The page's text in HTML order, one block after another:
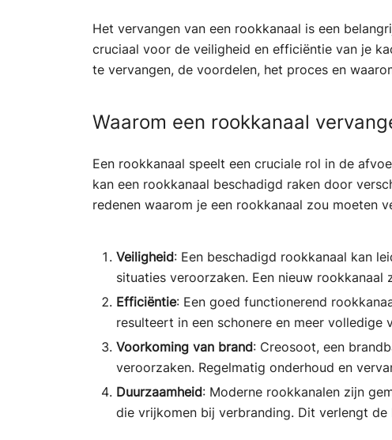
Het vervangen van een rookkanaal is een
cruciaal voor de veiligheid en efficiëntie van je
te vervangen, de voordelen, het proces en
Waarom een rookkanaal
Een rookkanaal speelt een cruciale rol in de
kan een rookkanaal beschadigd raken door
redenen waarom je een rookkanaal zou moeten
Veiligheid: Een beschadigd rookkanaal kan
situaties veroorzaken. Een nieuw
Efficiëntie: Een goed functionerend
resulteert in een schonere en meer volledige
Voorkoming van brand: Creosoot, een
veroorzaken. Regelmatig onderhoud en
Duurzaamheid: Moderne rookkanalen zijn
die vrijkomen bij verbranding. Dit verlengt